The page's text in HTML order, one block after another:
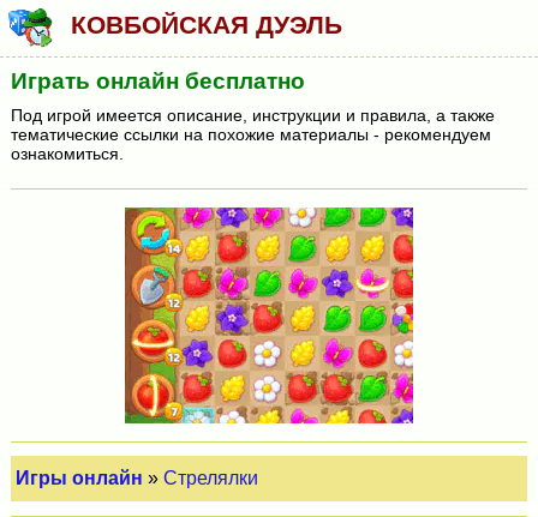
КОВБОЙСКАЯ ДУЭЛЬ
Играть онлайн бесплатно
Под игрой имеется описание, инструкции и правила, а также
тематические ссылки на похожие материалы - рекомендуем
ознакомиться.
Игры онлайн »Стрелялки